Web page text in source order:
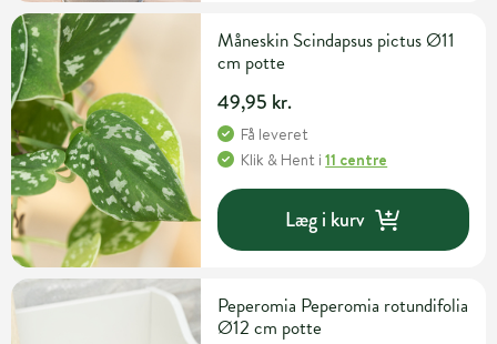
Måneskin Scindapsus pictus Ø11
cm potte
49,95 kr.
Få leveret
Klik & Hent i11 centre
Læg i kurv
Peperomia Peperomia rotundifolia
Ø12 cm potte